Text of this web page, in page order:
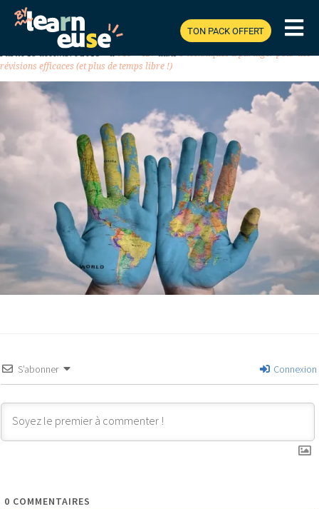
TON PACK OFFERT
Next
Publié15 décembre 2018 à640 × 427dans3 techniques à partager pour des
révisions efficaces (et plus de temps libre !)
S’abonner Connexion
0 COMMENTAIRES